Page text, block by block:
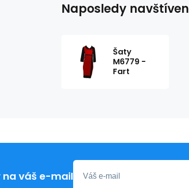
Naposledy
Šaty
M6779 -
Fart
váš e-mail